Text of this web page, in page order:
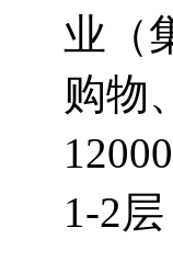
业（
购物
1-2